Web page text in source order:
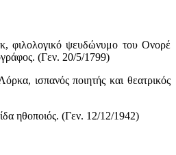
ψευδώνυμο του Ονορέ
(Γεν. 20/5/1799)
ισπανός ποιητής και θεατρικός
ηθοποιός. (Γεν. 12/12/1942)